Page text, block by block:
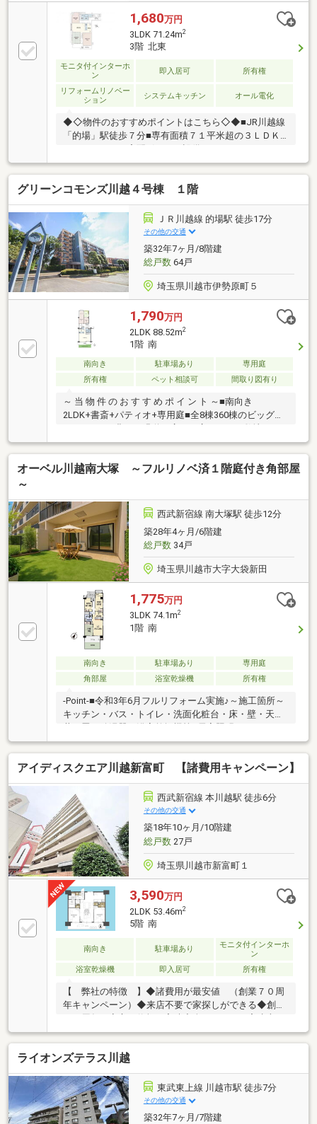
1,680万円
3LDK 71.24m2
3階 北東
モニタ付インターホ
ン
即入居可 所有権
リフォームリノベー
ション
システムキッチン オール電化
◆◇物件のおすすめポイントはこちら◇◆■JR川越線
「的場」駅徒歩７分■専有面積７１平米超の３ＬＤＫ■
ケットプレイス、コーナンなど、毎日のお買い物に便
利な施設が充実■小・中学校、保育園などが徒歩圏内
に揃う住環境◆◇新規内装リフォーム実施予定（令和
8年6月中旬完了済み）◇◆■新規交換／システムキッ
チン、トイレ、洗面化粧台、浴室乾燥機付きユニット
バス■和室／畳表替え、襖・障子貼替え■その他／全室
フローリング張替え、壁・天井クロス貼換え 等
グリーンコモンズ川越４号棟 １階
ＪＲ川越線 的場駅 徒歩17分
その他の交通
築32年7ヶ月/8階建
総戸数64戸
埼玉県川越市伊勢原町５
1,790万円
2LDK 88.52m2
1階 南
南向き 駐車場あり
専用庭
所有権
ペット相談可 間取り図有り
～ 当 物 件 の お す す め ポ イ ン ト ～■南向き
2LDK+書斎+パティオ+専用庭■全8棟360棟のビッグコ
ト飼育可能です（細則有り）■WIC×2カ所で収納に便利
■開放感のあるLDK20帖■マルチに使える中庭パティオ
■ゆとりある南側専用庭でガーデニングなども楽しめ
ザ・マーケットプレイスまで徒歩4分など☆お問い合
わせは、画面上【資料請求】ボタン、もしくは【0120-
59-3611（通話無料）まで！
オーベル川越南大塚 ～フルリノベ済１階庭付き角部屋
～
西武新宿線 南大塚駅 徒歩12分
築28年4ヶ月/6階建
総戸数34戸
埼玉県川越市大字大袋新田
1,775万円
3LDK 74.1m2
1階 南
南向き 駐車場あり
専用庭
角部屋
浴室乾燥機 所有権
-Point-■令和3年6月フルリフォーム実施♪～施工箇所～
キッチン・バス・トイレ・洗面化粧台・床・壁・天
台付での売買が可能です！■テラス・専用庭付き♪三方
角部屋の開放感と専用ポーチ・専用バルコニーの１階
住戸-物件の特徴-■3方からの採光、あたたかな陽光に
包まれる南向き■大通りから離れた角住戸。車等の騒
音も気になりません。-住環境-■生活シーンを彩る快適
なロケーション♪南大塚駅徒歩12分・川越IC車4分～■
子育て世帯に嬉しい！小学校まで徒歩4分・お子様の
通学も安心
アイディスクエア川越新富町 【諸費用キャンペーン】
西武新宿線 本川越駅 徒歩6分
その他の交通
築18年10ヶ月/10階建
総戸数27戸
埼玉県川越市新富町１
3,590万円
2LDK 53.46m2
5階 南
南向き 駐車場あり
モニタ付インターホ
ン
浴室乾燥機
即入居可 所有権
【 弊社の特徴 】◆諸費用が最安値 （創業７０周
年キャンペーン）◆来店不要で家探しができる◆創業
７０周年、安心と信頼の実績◆全スタッフが宅建士の
資格保有者◆提携ローン多数！低金利の銀行ご提案し
ます◆購入後のちょっとしたリフォームまで、自社施
工で承ります＼＼納得の『手厚いサポート』をお約束
します／／戸建て、マンションどっちがいいの？月々
支払いがいくらになるの？私たちはどのくらいのロー
ンが組めるの？車のローンがあるけど、ローン組める
の？♪どんな事も、業界１０年以上スタッフがサポー
ライオンズテラス川越
東武東上線 川越市駅 徒歩7分
その他の交通
築32年7ヶ月/7階建